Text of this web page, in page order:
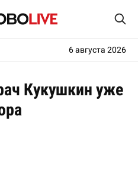
6 августа 2026
Кукушкин уже